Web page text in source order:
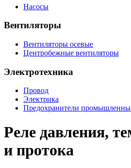
Насосы
Вентиляторы
Вентиляторы осевые
Центробежные вентиляторы
Электротехника
Провод
Электрика
Предохранители
Реле давления,
и протока